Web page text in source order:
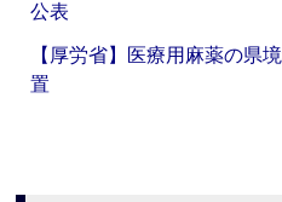
公表
【厚労省】医療用麻薬の県
置